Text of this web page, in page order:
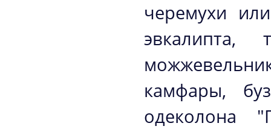
черемухи
камфары,
одеколона